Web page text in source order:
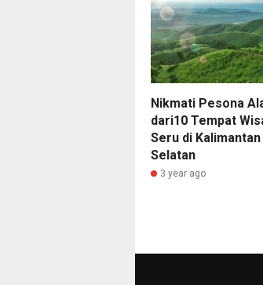
Nikmati Pesona
dari10 Tempat
Seru di Kalimantan
Selatan
3 year ago